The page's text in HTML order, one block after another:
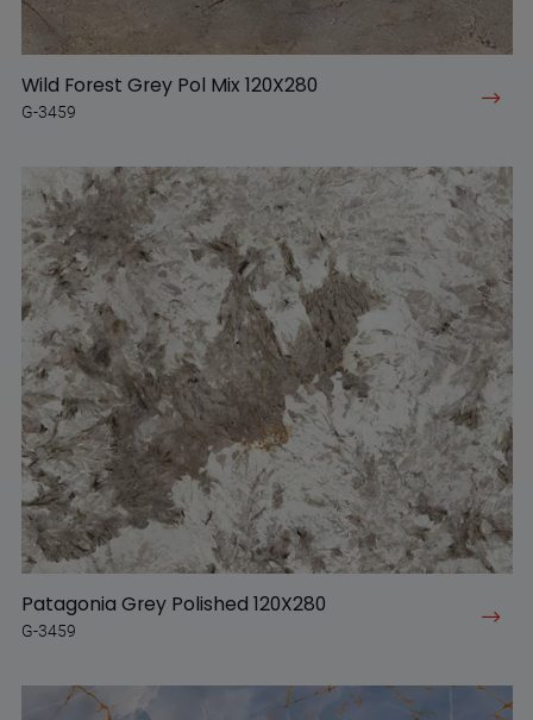
Wild Forest Grey Pol Mix 120X280
G-3459
Patagonia Grey Polished 120X280
G-3459